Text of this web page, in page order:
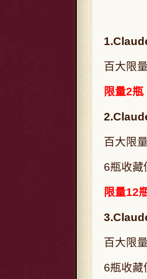
百大限
限量2
百大限
6瓶收藏
限量12
百大限
6瓶收藏